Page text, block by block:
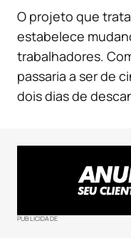
O projeto que
estabelece
trabalhadores.
passaria a ser de
dois dias de
PUBLICIDADE